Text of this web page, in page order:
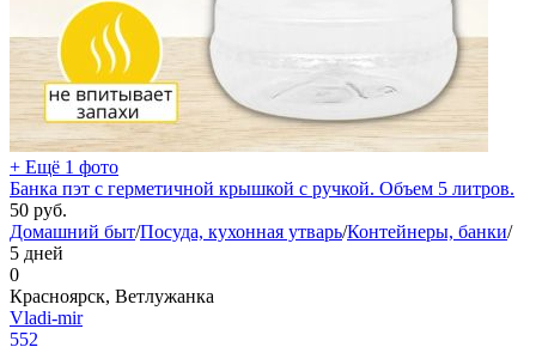
+ Ещё 1 фото
Банка пэт с герметичной крышкой с ручкой. Объем 5 литров.
50 руб.
Домашний быт/Посуда, кухонная утварь/Контейнеры, банки/
5 дней
0
Красноярск, Ветлужанка
Vladi-mir
552